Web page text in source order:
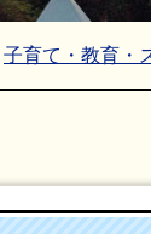
子育て・教育・